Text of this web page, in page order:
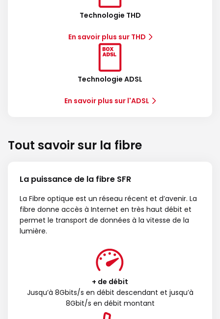
Technologie THD
En savoir plus sur THD
Technologie ADSL
En savoir plus sur l'ADSL
Tout savoir sur la fibre
La puissance de la fibre SFR
La Fibre optique est un réseau récent et d’avenir. La
fibre donne accès à Internet en très haut débit et
permet le transport de données à la vitesse de la
lumière.
+ de débit
Jusqu’à 8Gbits/s en débit descendant et jusqu’à
8Gbit/s en débit montant